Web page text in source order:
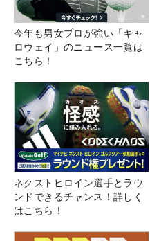
今年も男女プロが強い「キャ
ロウェイ」のニュース一覧は
こちら！
ネクストヒロイン選手とラウ
ンドできるチャンス！詳しく
はこちら！